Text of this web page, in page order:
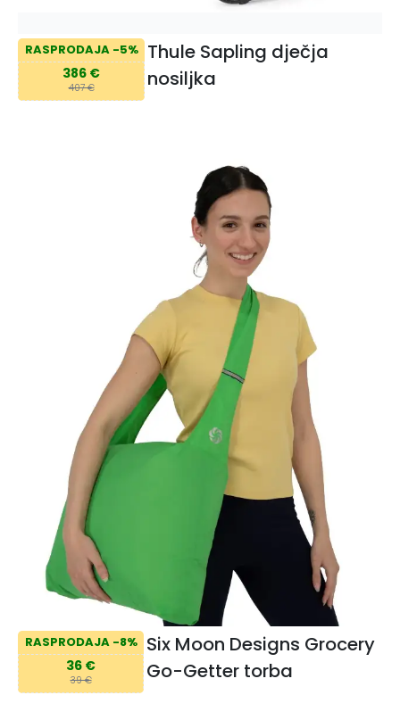
RASPRODAJA -5%
386 €
407 €
Thule Sapling dječja
nosiljka
RASPRODAJA -8%
36 €
39 €
Six Moon Designs Grocery
Go-Getter torba